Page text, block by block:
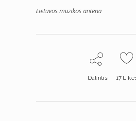
Lietuvos muzikos antena
Dalintis 17